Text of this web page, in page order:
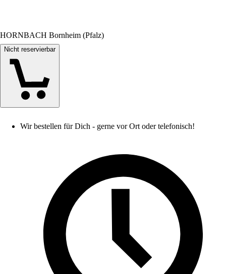
HORNBACH Bornheim (Pfalz)
Nicht reservierbar
Wir bestellen für Dich - gerne vor Ort oder telefonisch!